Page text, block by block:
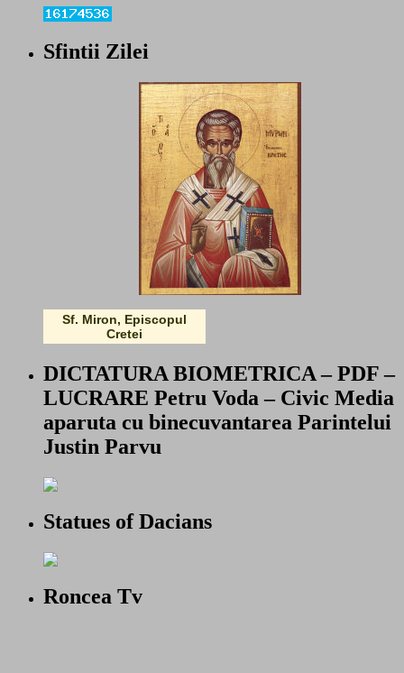
Sfintii Zilei
Sf. Miron, Episcopul
Cretei
DICTATURA BIOMETRICA – PDF –
LUCRARE Petru Voda – Civic Media
aparuta cu binecuvantarea Parintelui
Justin Parvu
Statues of Dacians
Roncea Tv